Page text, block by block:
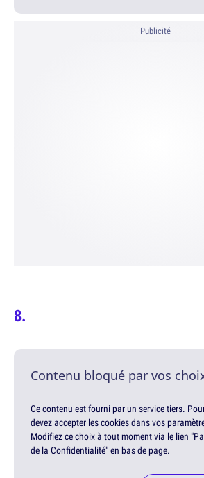
Publicité
Contenu bloqué par vos
Ce contenu est fourni par un service tiers.
devez accepter les cookies dans vos
Modifiez ce choix à tout moment via le lien
de la Confidentialité" en bas de page.